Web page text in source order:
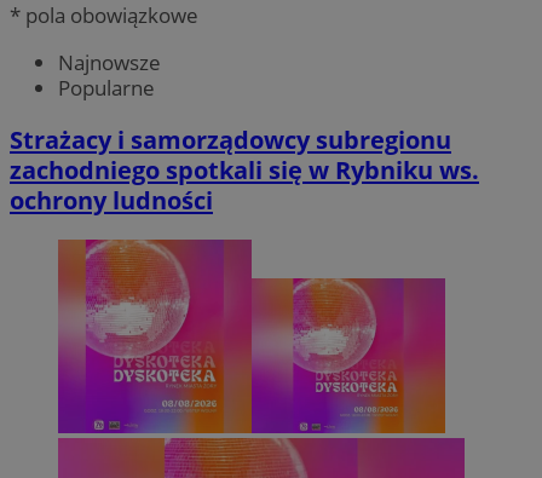
* pola obowiązkowe
Najnowsze
Popularne
Strażacy i samorządowcy subregionu
zachodniego spotkali się w Rybniku ws.
ochrony ludności